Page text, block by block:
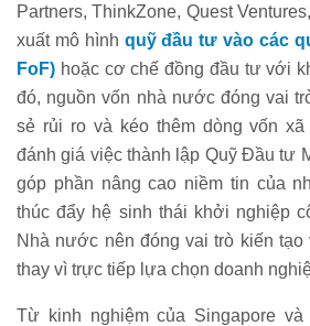
Partners, ThinkZone, Quest
xuất mô hình quỹ đầu tư vào các
FoF) hoặc cơ chế đồng đầu tư với
đó, nguồn vốn nhà nước đóng vai
sẻ rủi ro và kéo thêm dòng vốn
đánh giá việc thành lập Quỹ Đầu tư
góp phần nâng cao niềm tin của
thúc đẩy hệ sinh thái khởi nghiệp
Nhà nước nên đóng vai trò kiến
thay vì trực tiếp lựa chọn doanh
Từ kinh nghiệm của Singapore và